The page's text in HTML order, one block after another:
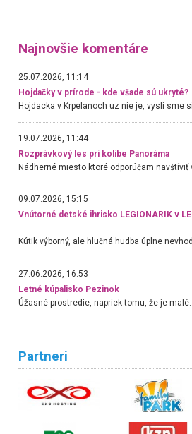
Najnovšie komentáre
25.07.2026, 11:14
Hojdačky v prírode - kde všade sú ukryté?
19.07.2026, 11:44
Rozprávkový les pri kolibe Panoráma
09.07.2026, 15:15
Vnútorné detské ihrisko LEGIONARIK v
27.06.2026, 16:53
Letné kúpalisko Pezinok
Partneri